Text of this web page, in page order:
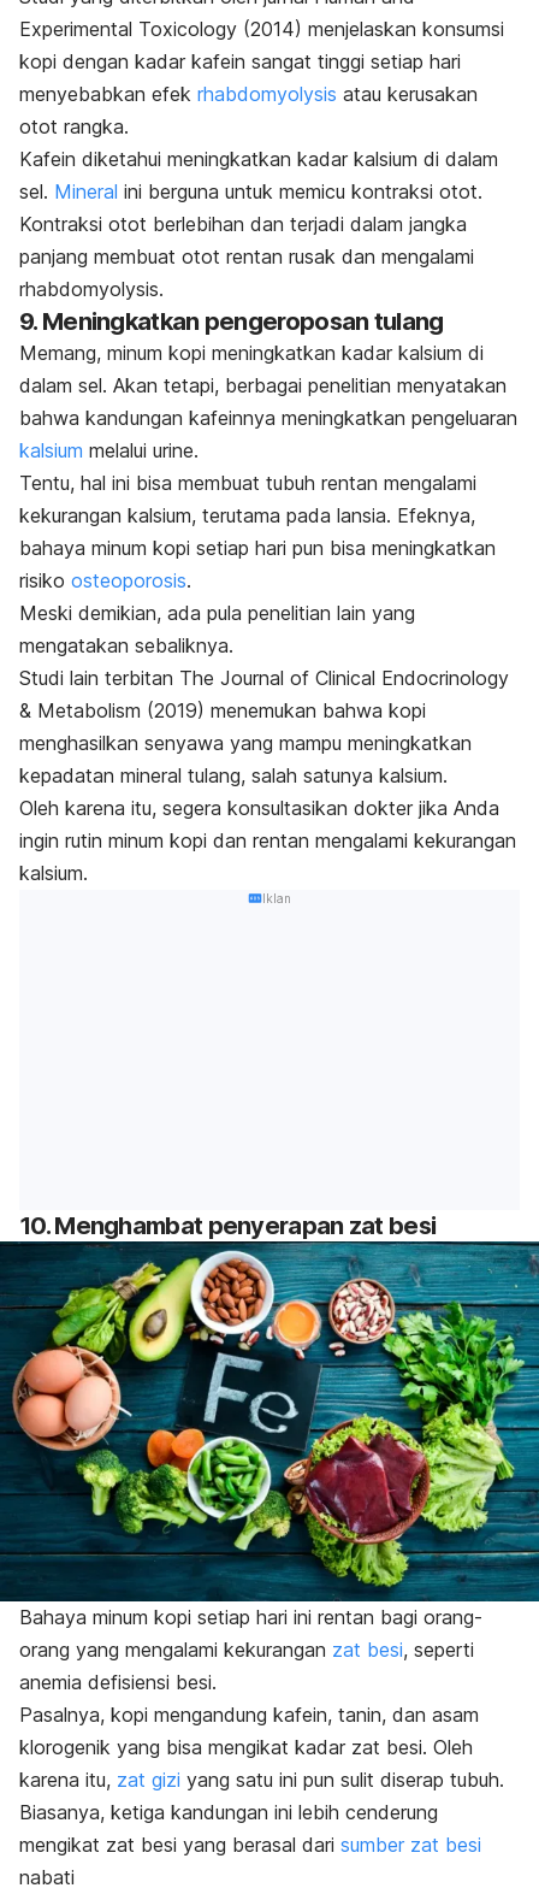
Experimental Toxicology (2014) menjelaskan konsumsi
kopi dengan kadar kafein sangat tinggi setiap hari
menyebabkan efek rhabdomyolysis atau kerusakan
otot rangka.
Kafein diketahui meningkatkan kadar kalsium di dalam
sel. Mineral ini berguna untuk memicu kontraksi otot.
Kontraksi otot berlebihan dan terjadi dalam jangka
panjang membuat otot rentan rusak dan mengalami
rhabdomyolysis.
9. Meningkatkan pengeroposan tulang
Memang, minum kopi meningkatkan kadar kalsium di
dalam sel. Akan tetapi, berbagai penelitian menyatakan
bahwa kandungan kafeinnya meningkatkan pengeluaran
kalsium melalui urine.
Tentu, hal ini bisa membuat tubuh rentan mengalami
kekurangan kalsium, terutama pada lansia. Efeknya,
bahaya minum kopi setiap hari pun bisa meningkatkan
risiko osteoporosis.
Meski demikian, ada pula penelitian lain yang
mengatakan sebaliknya.
Studi lain terbitan The Journal of Clinical Endocrinology
& Metabolism (2019) menemukan bahwa kopi
menghasilkan senyawa yang mampu meningkatkan
kepadatan mineral tulang, salah satunya kalsium.
Oleh karena itu, segera konsultasikan dokter jika Anda
ingin rutin minum kopi dan rentan mengalami kekurangan
kalsium.
Iklan
10. Menghambat penyerapan zat besi
Bahaya minum kopi setiap hari ini rentan bagi orang-
orang yang mengalami kekurangan zat besi, seperti
anemia defisiensi besi.
Pasalnya, kopi mengandung kafein, tanin, dan asam
klorogenik yang bisa mengikat kadar zat besi. Oleh
karena itu, zat gizi yang satu ini pun sulit diserap tubuh.
Biasanya, ketiga kandungan ini lebih cenderung
mengikat zat besi yang berasal dari sumber zat besi
nabati